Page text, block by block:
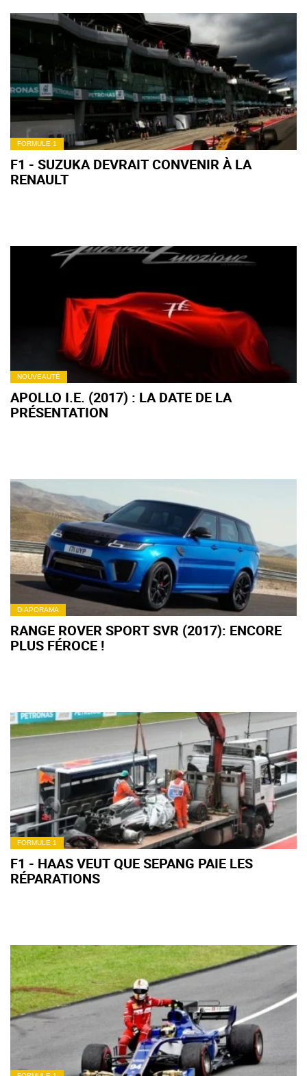
FORMULE 1
F1 - SUZUKA DEVRAIT CONVENIR À LA
RENAULT
NOUVEAUTÉ
APOLLO I.E. (2017) : LA DATE DE LA
PRÉSENTATION
DIAPORAMA
RANGE ROVER SPORT SVR (2017): ENCORE
PLUS FÉROCE !
FORMULE 1
F1 - HAAS VEUT QUE SEPANG PAIE LES
RÉPARATIONS